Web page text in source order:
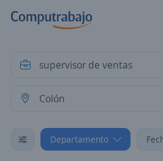
Departamento